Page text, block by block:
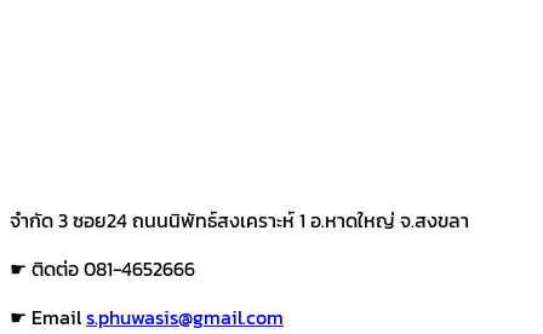
จำกัด 3 ซอย24 ถนนนิพัทธ์สงเคราะห์ 1 อ.หาดใหญ่ จ.สงขลา
☛ ติดต่อ 081-4652666
☛ Emails.phuwasis@gmail.com